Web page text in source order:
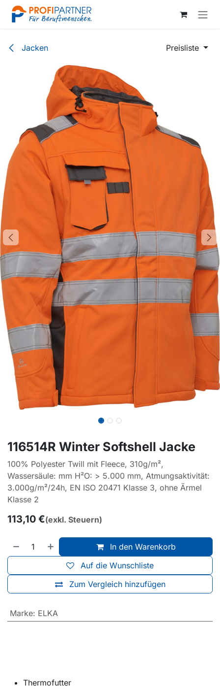
Zum Inhalt springen
Jacken Preisliste
116514R Winter Softshell Jacke
100% Polyester Twill mit Fleece, 310g/m²,
Wassersäule: mm H²O: > 5.000 mm, Atmungsaktivität:
3.000g/m²/24h, EN ISO 20471 Klasse 3, ohne Ärmel
Klasse 2
113,10 €(exkl. Steuern)
In den Warenkorb
Zum Vergleich hinzufügen
Auf die Wunschliste
Marke: ELKA
Thermofutter